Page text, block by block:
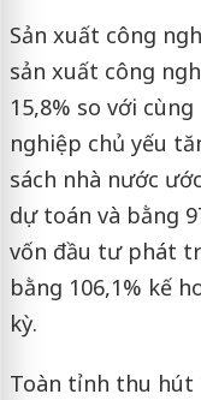
Sản xuất công
sản xuất công
15,8% so với
nghiệp chủ yếu
sách nhà nước
dự toán và bằng
vốn đầu tư phát
bằng 106,1% kế
kỳ.
Toàn tỉnh thu hút